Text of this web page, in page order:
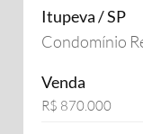
Itupeva / SP
Condomínio
Venda
R$ 870.000